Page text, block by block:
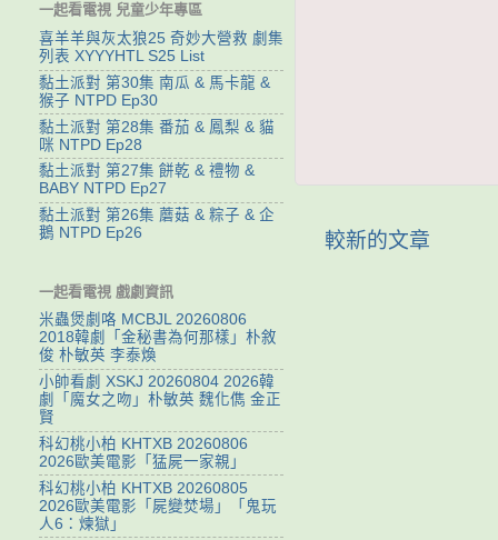
較新的文章
一起看電視 兒童少年專區
喜羊羊與灰太狼25 奇妙大營救 劇集
列表 XYYYHTL S25 List
黏土派對 第30集 南瓜 & 馬卡龍 &
猴子 NTPD Ep30
黏土派對 第28集 番茄 & 鳳梨 & 貓
咪 NTPD Ep28
黏土派對 第27集 餅乾 & 禮物 &
BABY NTPD Ep27
黏土派對 第26集 蘑菇 & 粽子 & 企
鵝 NTPD Ep26
一起看電視 戲劇資訊
米蟲煲劇咯 MCBJL 20260806
2018韓劇「金秘書為何那樣」朴敘
俊 朴敏英 李泰煥
小帥看劇 XSKJ 20260804 2026韓
劇「魔女之吻」朴敏英 魏化儁 金正
賢
科幻桃小柏 KHTXB 20260806
2026歐美電影「猛屍一家親」
科幻桃小柏 KHTXB 20260805
2026歐美電影「屍變焚場」「鬼玩
人6：煉獄」